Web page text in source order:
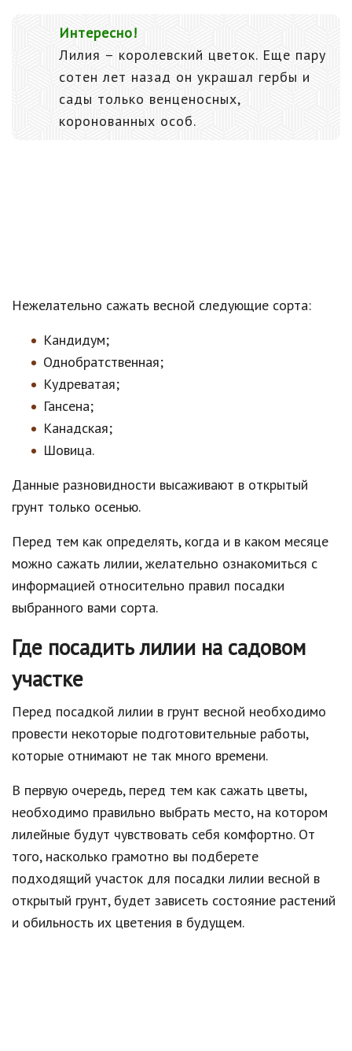
Интересно!
Лилия – королевский цветок. Еще пару
сотен лет назад он украшал гербы и
сады только венценосных,
коронованных особ.
Нежелательно сажать весной следующие сорта:
Кандидум;
Однобратственная;
Кудреватая;
Гансена;
Канадская;
Шовица.
Данные разновидности высаживают в открытый
грунт только осенью.
Перед тем как определять, когда и в каком месяце
можно сажать лилии, желательно ознакомиться с
информацией относительно правил посадки
выбранного вами сорта.
Где посадить лилии на садовом
участке
Перед посадкой лилии в грунт весной необходимо
провести некоторые подготовительные работы,
которые отнимают не так много времени.
В первую очередь, перед тем как сажать цветы,
необходимо правильно выбрать место, на котором
лилейные будут чувствовать себя комфортно. От
того, насколько грамотно вы подберете
подходящий участок для посадки лилии весной в
открытый грунт, будет зависеть состояние растений
и обильность их цветения в будущем.